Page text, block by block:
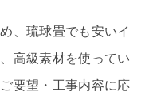
、琉球畳でも安いイ
高級素材を使ってい
要望・工事内容に応